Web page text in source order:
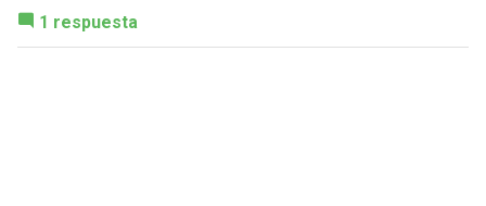
1 respuesta